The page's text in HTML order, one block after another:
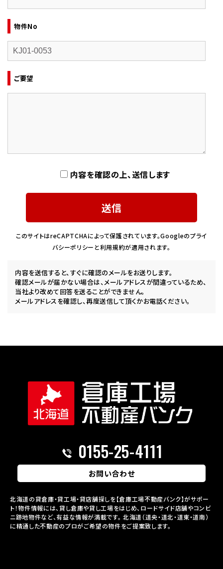
物件No
ご要望
内容を確認の上、送信します
このサイトはreCAPTCHAによって保護されています。Googleのプライ
バシーポリシー と利用規約が適用されます。
内容を送信すると、すぐに確認のメールをお送りします。
確認メールが届かない場合は、メールアドレスが間違っているため、
当社より改めて回答を送ることができません。
メールアドレスを確認し、再度送信して頂くかお電話ください。
0155-25-4111
お問い合わせ
北海道の貸倉庫・貸工場・貸店舗探しを【倉庫工場不動産バンク】がサポー
ト！物件情報には、貸し倉庫や貸し工場をはじめ、ロードサイド店舗やコンビ
ニ跡地物件など、有益な情報が満載です。 北海道（道央・道北・道東・道南）
に精通した不動産のプロがご希望の物件をご提案致します。